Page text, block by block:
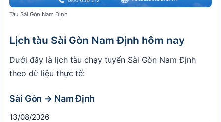
Tàu Sài Gòn Nam Định
Lịch tàu Sài Gòn Nam Định hôm nay
Dưới đây là lịch tàu chạy tuyến Sài Gòn Nam Định
theo dữ liệu thực tế:
Sài Gòn → Nam Định
13/08/2026